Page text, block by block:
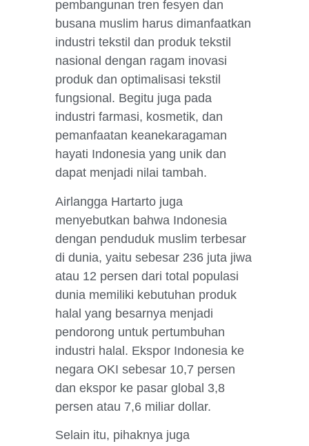
pembangunan tren fesyen dan
busana muslim harus dimanfaatkan
industri tekstil dan produk tekstil
nasional dengan ragam inovasi
produk dan optimalisasi tekstil
fungsional. Begitu juga pada
industri farmasi, kosmetik, dan
pemanfaatan keanekaragaman
hayati Indonesia yang unik dan
dapat menjadi nilai tambah.
Airlangga Hartarto juga
menyebutkan bahwa Indonesia
dengan penduduk muslim terbesar
di dunia, yaitu sebesar 236 juta jiwa
atau 12 persen dari total populasi
dunia memiliki kebutuhan produk
halal yang besarnya menjadi
pendorong untuk pertumbuhan
industri halal. Ekspor Indonesia ke
negara OKI sebesar 10,7 persen
dan ekspor ke pasar global 3,8
persen atau 7,6 miliar dollar.
Selain itu, pihaknya juga